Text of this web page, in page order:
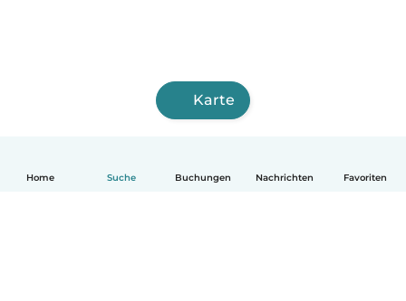
Home Suche Buchungen Nachrichten Favoriten
Karte